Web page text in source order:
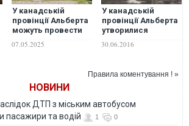
У канадській
провінції Альберта
можуть провести
відокремлення
07.05.2025
У канадській
провінції Альберта
утворилися
граду . ФОТО
30.06.2016
Правила коментування ! »
НОВИНИ
ДТП з міським автобусом
пасажири та водій
1 0